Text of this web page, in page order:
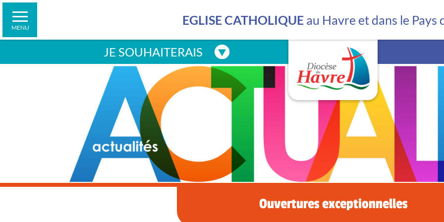
MENU
EGLISE CATHOLIQUE au Havre et dans le Pays
JE SOUHAITERAIS
Contacter la cellule d’écoute
Suivre des formations
Connaître les horaires de la librairie
Faire un don
La librairie
La bibliothèque
La lutte contre les
Ouvertures exceptionnelles